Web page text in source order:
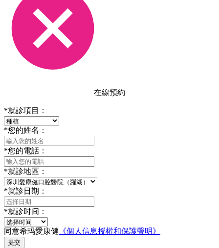
在線預約
*就診項目：
*您的姓名：
*您的電話：
*就診地區：
*就診日期：
*就診时间：
同意希玛愛康健 《個人信息授權和保護聲明》
提交